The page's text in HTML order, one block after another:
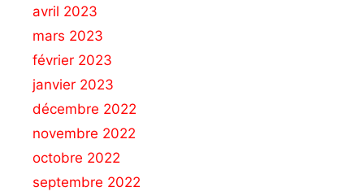
avril 2023
mars 2023
février 2023
janvier 2023
décembre 2022
novembre 2022
octobre 2022
septembre 2022